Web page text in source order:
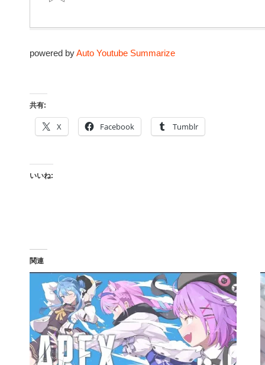
powered byAuto Youtube Summarize
共有:
X Facebook Tumblr
いいね:
関連